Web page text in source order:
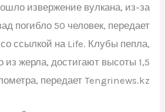
извержение вулкана, из-за
погибло 50 человек, передает
ссылкой на Life. Клубы пепла,
из жерла, достигают высоты 1,5
передает Tengrinews.kz.